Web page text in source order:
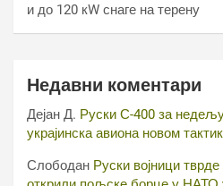
и до 120 кW снаге на терену
Недавни коментари
Дејан Д. Руски С-400 за
украјинска авиона новом
Слободан Руски војници